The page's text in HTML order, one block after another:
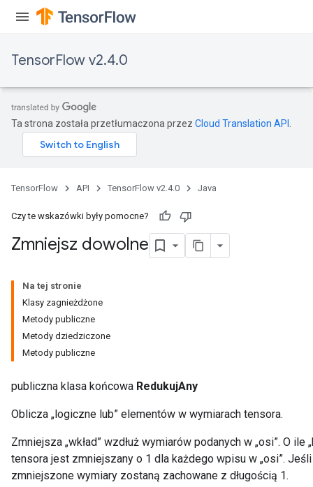
TensorFlow v2.4.0
Ta strona została przetłumaczona przez Cloud Translation API
TensorFlow API TensorFlow v2.4.0 Java
Czy te wskazówki były pomocne?
Zmniejsz dowolne
Na tej stronie
Klasy zagnieżdżone
Metody publiczne
Metody dziedziczone
Metody publiczne
publiczna klasa końcowa RedukujAny
Oblicza „logiczne lub” elementów w wymiarach tensora.
Zmniejsza „wkład” wzdłuż wymiarów podanych w „osi”. O
tensora jest zmniejszany o 1 dla każdego wpisu w „osi”.
zmniejszone wymiary zostaną zachowane z długością 1.